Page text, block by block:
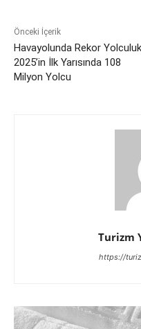
Önceki İçerik
Havayolunda Rekor
2025’in İlk Yarısında 108
Milyon Yolcu
Turizm
https://